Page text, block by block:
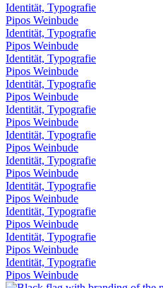
Identität, Typografie
Pipos Weinbude
Identität, Typografie
Pipos Weinbude
Identität, Typografie
Pipos Weinbude
Identität, Typografie
Pipos Weinbude
Identität, Typografie
Pipos Weinbude
Identität, Typografie
Pipos Weinbude
Identität, Typografie
Pipos Weinbude
Identität, Typografie
Pipos Weinbude
Identität, Typografie
Pipos Weinbude
Identität, Typografie
Pipos Weinbude
Identität, Typografie
Pipos Weinbude